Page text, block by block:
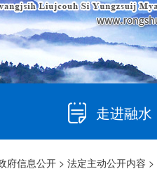
走进融水
府信息公开 > 法定主动公开内容 >